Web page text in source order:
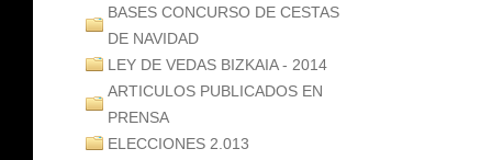
BASES CONCURSO DE CESTAS
DE NAVIDAD
LEY DE VEDAS BIZKAIA - 2014
ARTICULOS PUBLICADOS EN
PRENSA
ELECCIONES 2.013